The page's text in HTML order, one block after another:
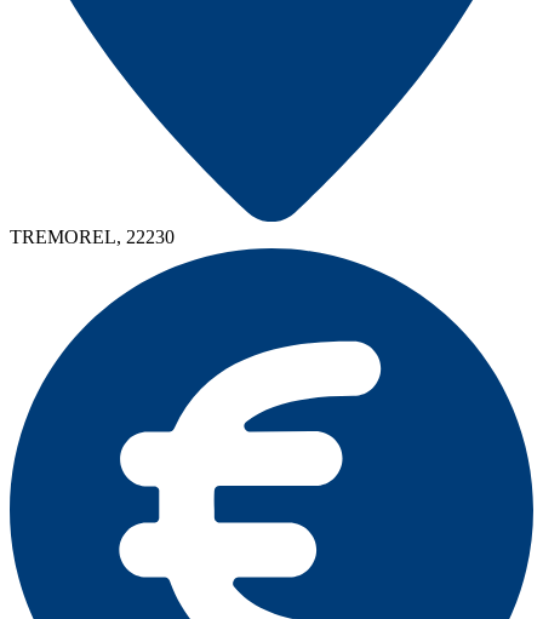
TREMOREL, 22230